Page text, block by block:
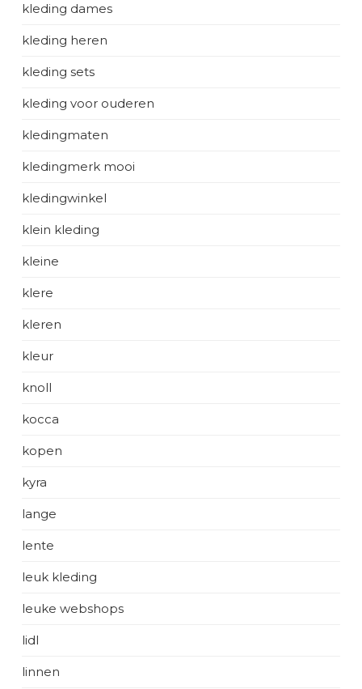
kleding dames
kleding heren
kleding sets
kleding voor ouderen
kledingmaten
kledingmerk mooi
kledingwinkel
klein kleding
kleine
klere
kleren
kleur
knoll
kocca
kopen
kyra
lange
lente
leuk kleding
leuke webshops
lidl
linnen